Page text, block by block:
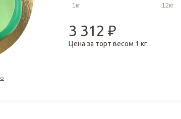
3 312₽
Цена за торт весом 1 кг.